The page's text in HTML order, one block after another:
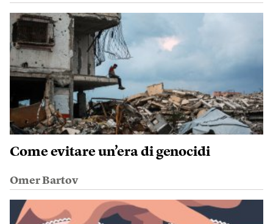
Come evitare un’era di genocidi
Omer Bartov